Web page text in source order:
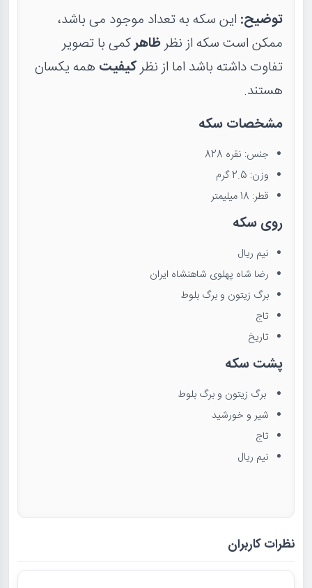
توضیح: این سکه به تعداد موجود می باشد،
ممکن است سکه از نظرظاهرکمی با تصویر
تفاوت داشته باشد اما از نظرکیفیت همه یکسان
هستند.
مشخصات سکه
جنس: نقره 828
وزن: 2.5 گرم
قطر: 18 میلیمتر
روی سکه
نیم ریال
رضا شاه پهلوی شاهنشاه ایران
برگ زیتون و برگ بلوط
تاج
تاریخ
پشت سکه
برگ زیتون و برگ بلوط
شیر و خورشید
تاج
نیم ریال
نظرات کاربران